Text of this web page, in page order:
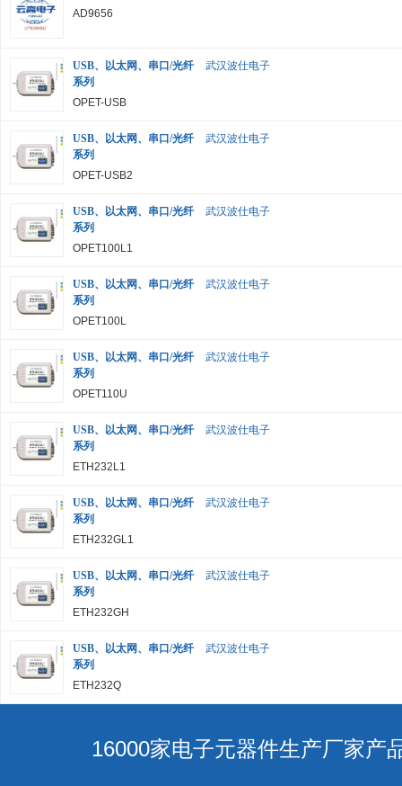
AD9656
USB、以太网、串口/光纤
系列
OPET-USB
武汉波仕电子
USB、以太网、串口/光纤
系列
OPET-USB2
武汉波仕电子
USB、以太网、串口/光纤
系列
OPET100L1
武汉波仕电子
USB、以太网、串口/光纤
系列
OPET100L
武汉波仕电子
USB、以太网、串口/光纤
系列
OPET110U
武汉波仕电子
USB、以太网、串口/光纤
系列
ETH232L1
武汉波仕电子
USB、以太网、串口/光纤
系列
ETH232GL1
武汉波仕电子
USB、以太网、串口/光纤
系列
ETH232GH
武汉波仕电子
USB、以太网、串口/光纤
系列
ETH232Q
武汉波仕电子
16000家电子元器件生产厂家产